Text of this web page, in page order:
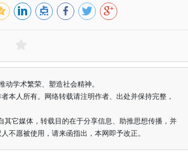
学术繁荣、塑造社会精神。
本人所有。网络转载请注明作者、出处并保持完整，
其它媒体，转载目的在于分享信息、助推思想传播，并
不愿被使用，请来函指出，本网即予改正。